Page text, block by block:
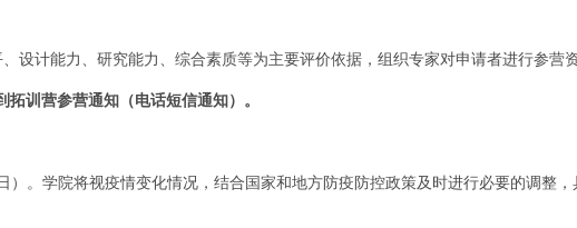
设计能力、研究能力、综合素质等为主要评价依据，组织专家对申请者进行参营资
训营参营通知（电话短信通知）。
。学院将视疫情变化情况，结合国家和地方防疫防控政策及时进行必要的调整，